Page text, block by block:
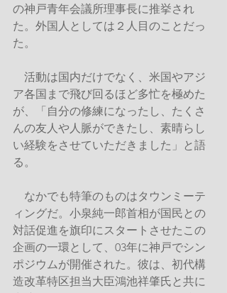
の神戸青年会議所理事長に推挙され
た。外国人としては２人目のことだっ
た。
活動は国内だけでなく、米国やアジ
ア各国まで飛び回るほど多忙を極めた
が、「自分の修練になったし、たくさ
んの友人や人脈ができたし、素晴らし
い経験をさせていただきました」と語
る。
なかでも特筆のものはタウンミーテ
ィングだ。小泉純一郎首相が国民との
対話促進を旗印にスタートさせたこの
企画の一環として、03年に神戸でシン
ポジウムが開催された。彼は、初代構
造改革特区担当大臣鴻池祥肇氏と共に